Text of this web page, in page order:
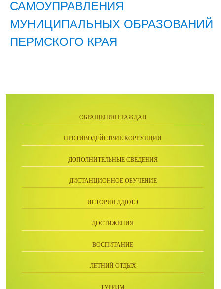
САМОУПРАВЛЕНИЯ
МУНИЦИПАЛЬНЫХ ОБРАЗОВАНИЙ
ПЕРМСКОГО КРАЯ
ОБРАЩЕНИЯ ГРАЖДАН
ПРОТИВОДЕЙСТВИЕ КОРРУПЦИИ
ДОПОЛНИТЕЛЬНЫЕ СВЕДЕНИЯ
ДИСТАНЦИОННОЕ ОБУЧЕНИЕ
ИСТОРИЯ ДДЮТЭ
ДОСТИЖЕНИЯ
ВОСПИТАНИЕ
ЛЕТНИЙ ОТДЫХ
ТУРИЗМ